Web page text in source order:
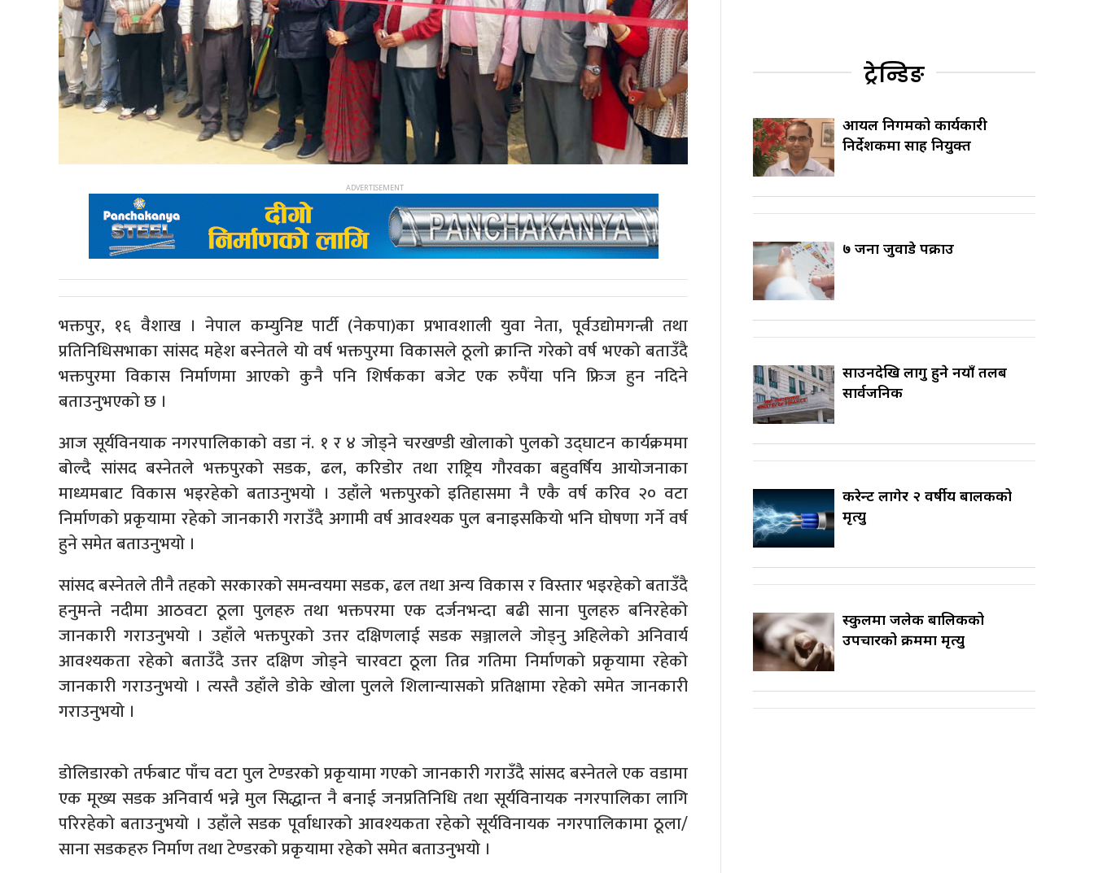
भक्तपुर, १६ वैशाख । नेपाल कम्युनिष्ट पार्टी (नेकपा)का प्रभावशाली युवा नेता, पूर्वउद्योमगन्त्री तथा
प्रतिनिधिसभाका सांसद महेश बस्नेतले यो वर्ष भक्तपुरमा विकासले ठूलो क्रान्ति गरेको वर्ष भएको बताउँदै
भक्तपुरमा विकास निर्माणमा आएको कुनै पनि शिर्षकका बजेट एक रुपैंया पनि फ्रिज हुन नदिने
बताउनुभएको छ ।
आज सूर्यविनयाक नगरपालिकाको वडा नं. १ र ४ जोड्ने चरखण्डी खोलाको पुलको उद्घाटन कार्यक्रममा
बोल्दै सांसद बस्नेतले भक्तपुरको सडक, ढल, करिडोर तथा राष्ट्रिय गौरवका बहुवर्षिय आयोजनाका
माध्यमबाट विकास भइरहेको बताउनुभयो । उहाँले भक्तपुरको इतिहासमा नै एकै वर्ष करिव २० वटा
निर्माणको प्रकृयामा रहेको जानकारी गराउँदै अगामी वर्ष आवश्यक पुल बनाइसकियो भनि घोषणा गर्ने वर्ष
हुने समेत बताउनुभयो ।
सांसद बस्नेतले तीनै तहको सरकारको समन्वयमा सडक, ढल तथा अन्य विकास र विस्तार भइरहेको बताउँदै
हनुमन्ते नदीमा आठवटा ठूला पुलहरु तथा भक्तपरमा एक दर्जनभन्दा बढी साना पुलहरु बनिरहेको
जानकारी गराउनुभयो । उहाँले भक्तपुरको उत्तर दक्षिणलाई सडक सञ्जालले जोड्नु अहिलेको अनिवार्य
आवश्यकता रहेको बताउँदै उत्तर दक्षिण जोड्ने चारवटा ठूला तिव्र गतिमा निर्माणको प्रकृयामा रहेको
जानकारी गराउनुभयो । त्यस्तै उहाँले डोके खोला पुलले शिलान्यासको प्रतिक्षामा रहेको समेत जानकारी
गराउनुभयो ।
डोलिडारको तर्फबाट पाँच वटा पुल टेण्डरको प्रकृयामा गएको जानकारी गराउँदै सांसद बस्नेतले एक वडामा
एक मूख्य सडक अनिवार्य भन्ने मुल सिद्धान्त नै बनाई जनप्रतिनिधि तथा सूर्यविनायक नगरपालिका लागि
परिरहेको बताउनुभयो । उहाँले सडक पूर्वाधारको आवश्यकता रहेको सूर्यविनायक नगरपालिकामा ठूला/
साना सडकहरु निर्माण तथा टेण्डरको प्रकृयामा रहेको समेत बताउनुभयो ।
ट्रेन्डिङ
आयल निगमको कार्यकारी
निर्देशकमा साह नियुक्त
७ जना जुवाडे पक्राउ
साउनदेखि लागु हुने नयाँ तलब
सार्वजनिक
करेन्ट लागेर २ वर्षीय बालकको
मृत्यु
स्कुलमा जलेकी बालिकको
उपचारको क्रममा मृत्यु